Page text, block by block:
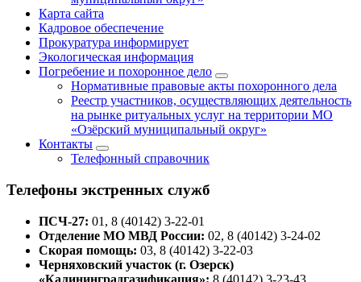
Карта сайта
Кадровое обеспечение
Прокуратура информирует
Экологическая информация
Погребение и похоронное дело
Нормативные правовые акты похоронного дела
Реестр участников, осуществляющих деятельность
на рынке ритуальных услуг на территории МО
«Озёрский муниципальный округ»
Контакты
Телефонный справочник
Телефоны экстренных служб
ПСЧ-27: 01, 8 (40142) 3-22-01
Отделение МО МВД России: 02, 8 (40142) 3-24-02
Скорая помощь: 03, 8 (40142) 3-22-03
Черняховский участок (г. Озерск)
«Калининградгазификация»: 8 (40142) 3-23-43